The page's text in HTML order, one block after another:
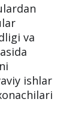
va
ishlar